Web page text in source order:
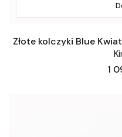
Złote kolczyki Blue
1